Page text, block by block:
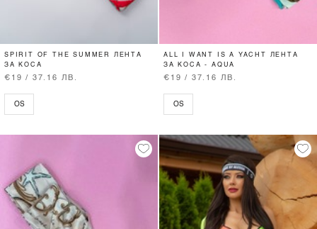
SPIRIT OF THE SUMMER ЛЕНТА
ЗА КОСА
€19 / 37.16 ЛВ.
OS
ALL I WANT IS A YACHT ЛЕНТА
ЗА КОСА - AQUA
€19 / 37.16 ЛВ.
OS